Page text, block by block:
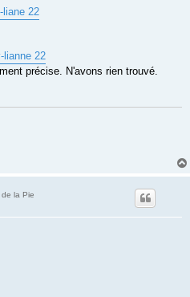
liane 22
lianne 22
précise. N'avons rien trouvé.
la Pie